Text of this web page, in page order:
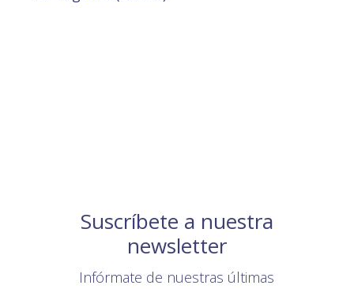
Suscríbete a nuestra
newsletter
Infórmate de nuestras últimas